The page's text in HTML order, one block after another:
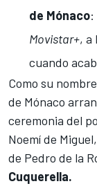
de Mónaco:
Movistar+, a
cuando
Como su
de Mónaco
ceremonia del
Noemí de
de Pedro de la
Cuquerella.